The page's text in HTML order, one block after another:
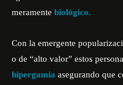
meramente biológico.
Con la emergente
o de “alto valor” estos
hipergamia asegurando que